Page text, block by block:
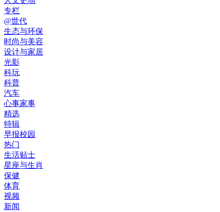
专栏
@世代
生态与环保
时尚与美容
设计与家居
光影
科玩
科普
汽车
心事家事
精选
特辑
早报校园
热门
生活贴士
星座与生肖
保健
体育
视频
新闻